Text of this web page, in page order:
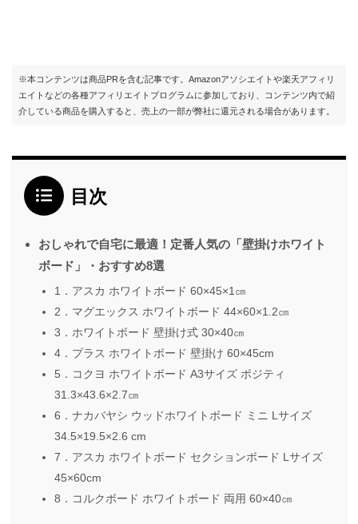
※本コンテンツは商品PRを含む記事です。Amazonアソシエイトや楽天アフィリ
エイトなどの各種アフィリエイトプログラムに参加しており、コンテンツ内で紹
介している商品を購入すると、売上の一部が弊社に還元される場合があります。
目次
おしゃれで自宅に最適！定番人気の「壁掛けホワイト
ボード」・おすすめ8選
1．アスカ ホワイトボード 60×45×1㎝
2．マグエックス ホワイトボード 44×60×1.2㎝
3．ホワイトボード 壁掛け式 30×40㎝
4．プラス ホワイトボード 壁掛け 60×45cm
5．コクヨ ホワイトボード A3サイズ ポジティ
31.3×43.6×2.7㎝
6．ナカバヤシ ウッドホワイトボード ミニ Lサイズ
34.5×19.5×2.6 cm
7．アスカ ホワイトボード セクションボード Lサイズ
45×60cm
8．コルクボード ホワイトボード 両用 60×40㎝